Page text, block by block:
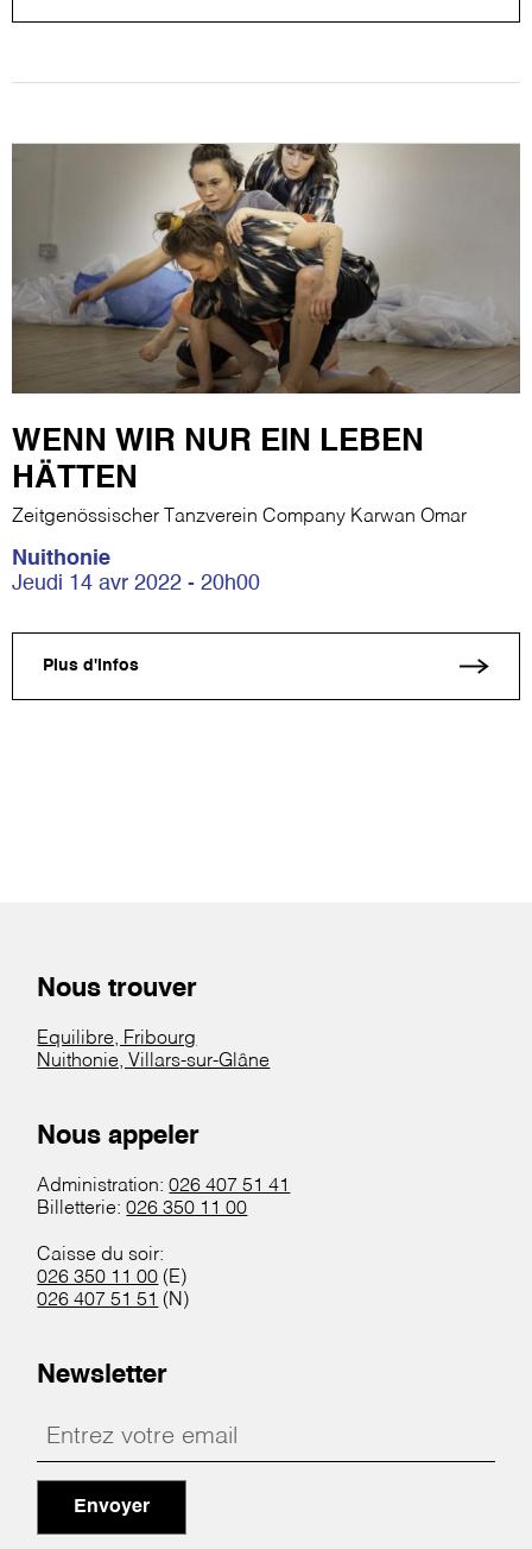
WENN WIR NUR EIN LEBEN
HÄTTEN
Zeitgenössischer Tanzverein Company Karwan Omar
Nuithonie
Jeudi 14 avr 2022 - 20h00
Plus d'infos
Nous trouver
Equilibre, Fribourg
Nuithonie, Villars-sur-Glâne
Nous appeler
Administration:026 407 51 41
Billetterie:026 350 11 00
Caisse du soir:
026 350 11 00 (E)
026 407 51 51 (N)
Newsletter
Envoyer